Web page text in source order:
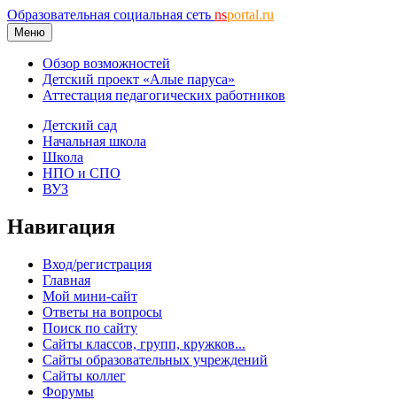
Образовательная социальная сеть nsportal.ru
Меню
Обзор возможностей
Детский проект «Алые паруса»
Аттестация педагогических работников
Детский сад
Начальная школа
Школа
НПО и СПО
ВУЗ
Навигация
Вход/регистрация
Главная
Мой мини-сайт
Ответы на вопросы
Поиск по сайту
Сайты классов, групп, кружков...
Сайты образовательных учреждений
Сайты коллег
Форумы